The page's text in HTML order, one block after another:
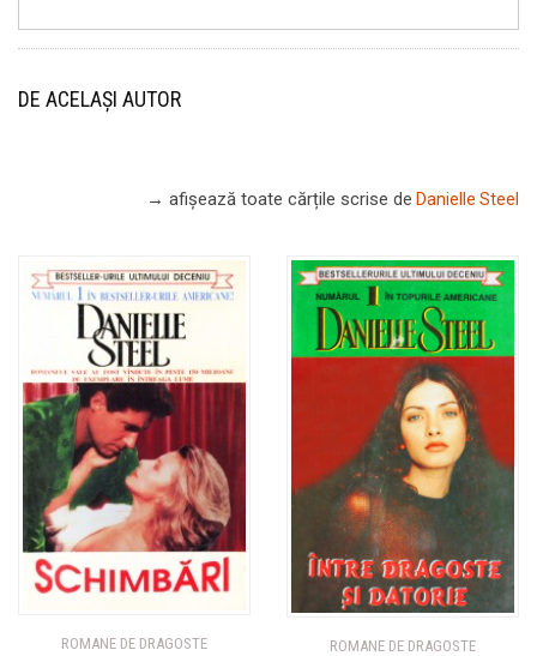
DE ACELAȘI AUTOR
→ afișează toate cărțile scrise de Danielle Steel
ROMANE DE DRAGOSTE ROMANE DE DRAGOSTE